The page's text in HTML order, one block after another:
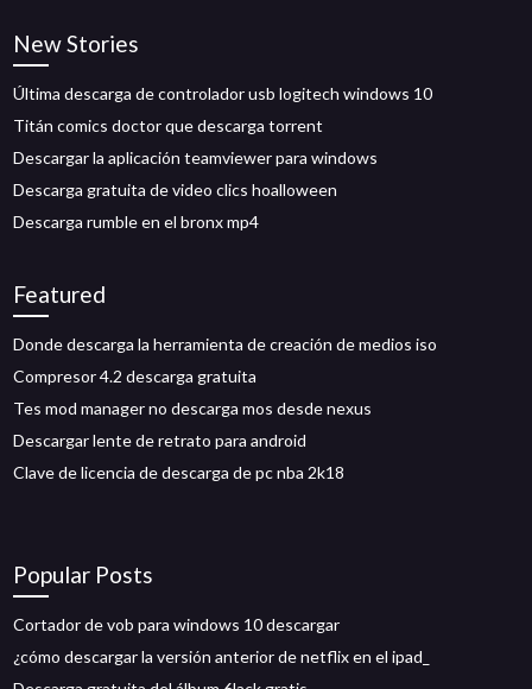
New Stories
Última descarga de controlador usb logitech windows 10
Titán comics doctor que descarga torrent
Descargar la aplicación teamviewer para windows
Descarga gratuita de video clics hoalloween
Descarga rumble en el bronx mp4
Featured
Donde descarga la herramienta de creación de medios iso
Compresor 4.2 descarga gratuita
Tes mod manager no descarga mos desde nexus
Descargar lente de retrato para android
Clave de licencia de descarga de pc nba 2k18
Popular Posts
Cortador de vob para windows 10 descargar
¿cómo descargar la versión anterior de netflix en el ipad_